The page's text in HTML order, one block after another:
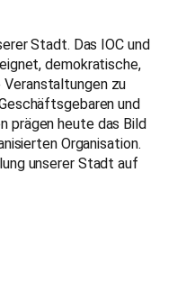
Stadt. Das IOC und
demokratische,
zu
und
prägen heute das Bild
Organisation.
unserer Stadt auf